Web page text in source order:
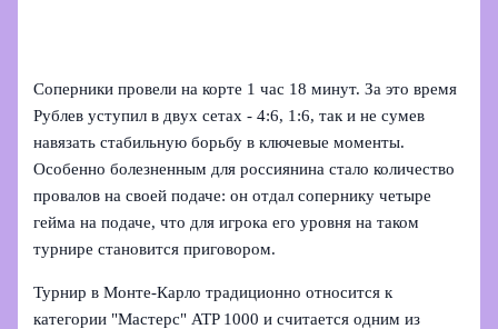
Соперники провели на корте 1 час 18 минут. За это время
Рублев уступил в двух сетах - 4:6, 1:6, так и не сумев
навязать стабильную борьбу в ключевые моменты.
Особенно болезненным для россиянина стало количество
провалов на своей подаче: он отдал сопернику четыре
гейма на подаче, что для игрока его уровня на таком
турнире становится приговором.
Турнир в Монте‑Карло традиционно относится к
категории "Мастерс" ATP 1000 и считается одним из